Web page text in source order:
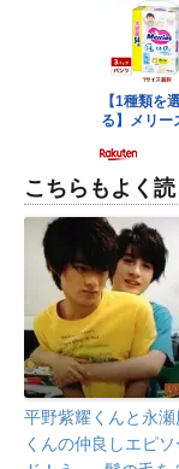
こちらもよく読
平野紫耀くんと永瀬
くんの仲良しエピソ